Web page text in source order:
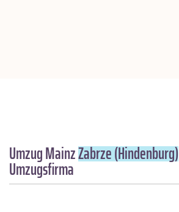
Umzug MainzZabrze (Hindenburg)
Umzugsfirma